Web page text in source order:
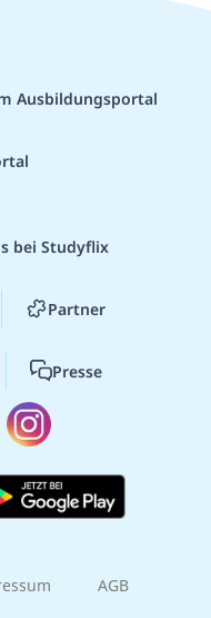
Ausbildungsportal
bei Studyflix
Partner
Presse
AGB